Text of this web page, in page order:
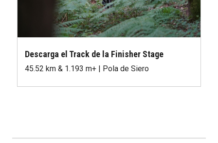
Descarga el Track de la Finisher Stage
45.52 km & 1.193 m+ | Pola de Siero